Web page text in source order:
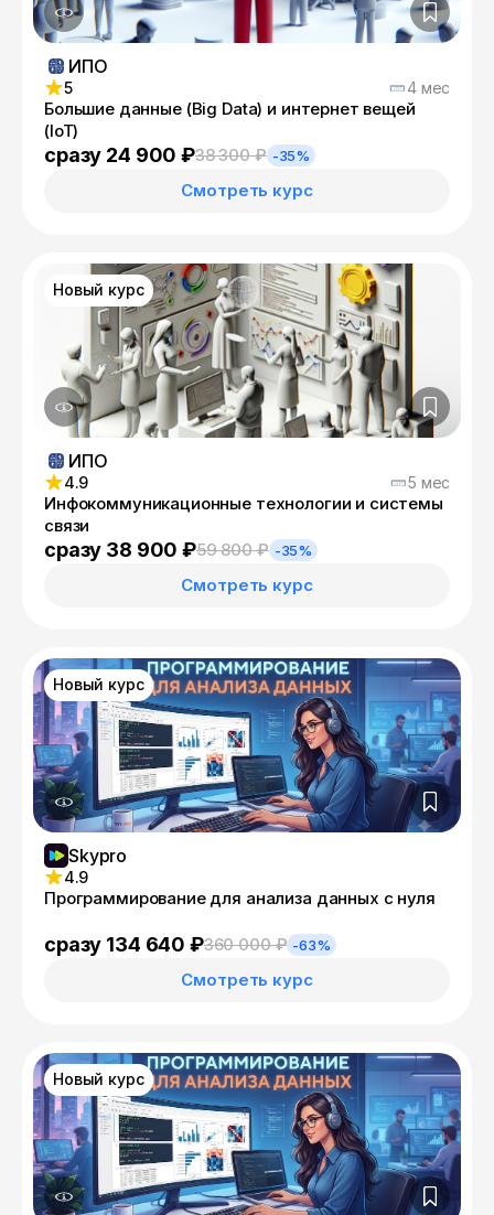
ИПО
5 4 мес
Большие данные (Big Data) и интернет вещей
(IoT)
сразу 24 900 ₽38 300 ₽ -35%
Смотреть курс
Новый курс
ИПО
4.9 5 мес
Инфокоммуникационные технологии и системы
связи
сразу 38 900 ₽59 800 ₽ -35%
Смотреть курс
Новый курс
Skypro
4.9
Программирование для анализа данных с нуля
сразу 134 640 ₽360 000 ₽ -63%
Смотреть курс
Новый курс